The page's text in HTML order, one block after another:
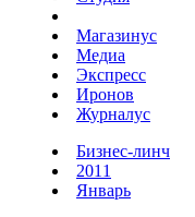
Магазинус
Медиа
Экспресс
Иронов
Журналус
Бизнес-линч
2011
Январь